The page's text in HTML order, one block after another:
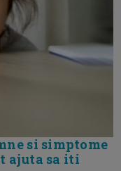
si simptome
ajuta sa iti